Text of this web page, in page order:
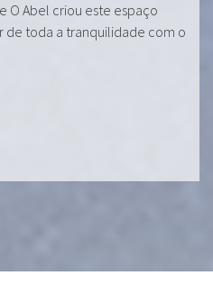
O Abel criou este espaço
de toda a tranquilidade com o